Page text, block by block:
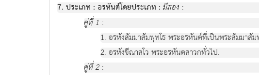
7. ประเภท : อรหันต์โดยประเภท : มีสอง :
คู่ที่ 1 :
1. อรหังสัมมาสัมพุทโธ พระอรหันต์ที่เป็นพระสัมมาสัม
2. อรหังขีณาสโว พระอรหันตสาวกทั่วไป.
คู่ที่ 2: